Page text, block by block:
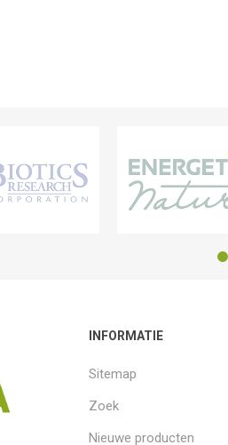
INFORMATIE
Sitemap
Zoek
Nieuwe producten